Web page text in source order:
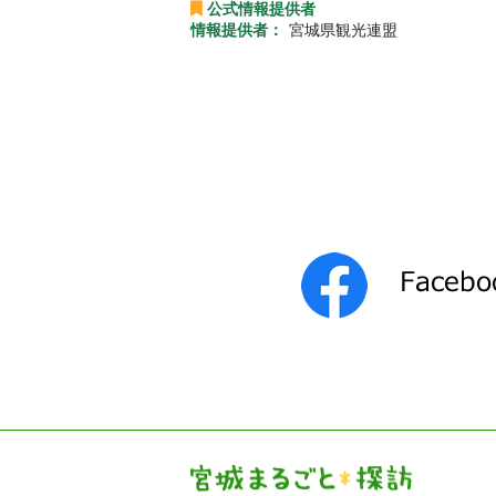
公式情報提供者
情報提供者：
宮城県観光連盟